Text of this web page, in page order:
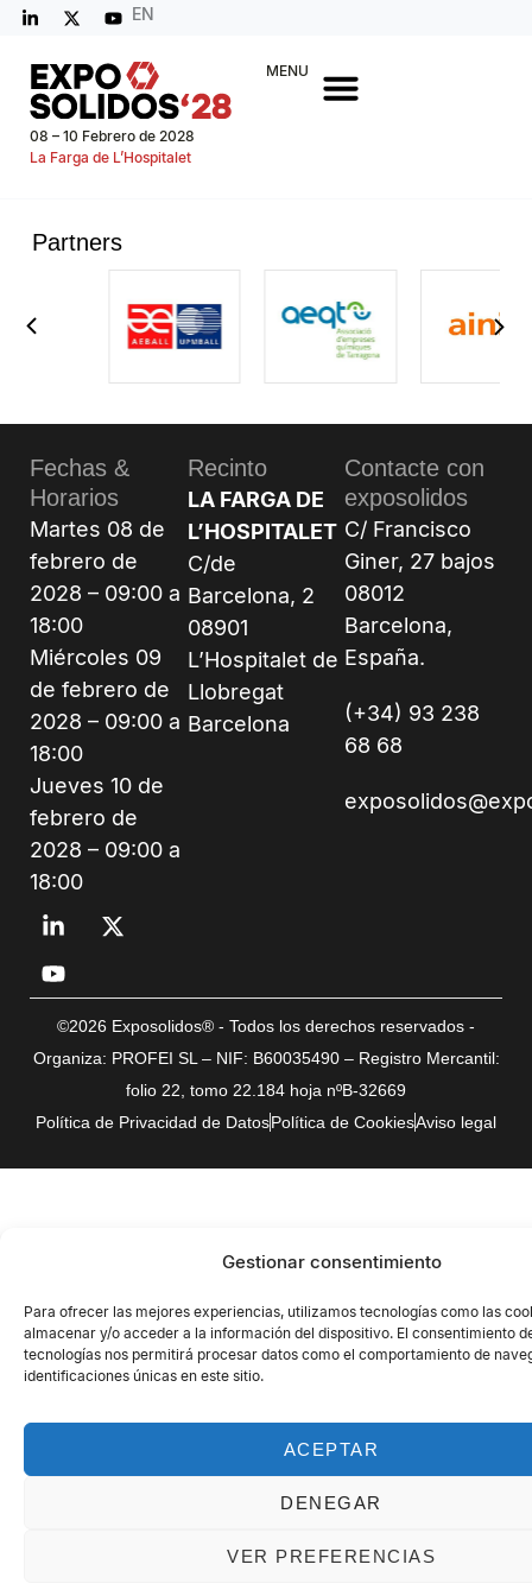
Gestionar consentimiento
Para ofrecer las mejores experiencias, utilizamos tecnologías como las
almacenar y/o acceder a la información del dispositivo. El consentimiento
tecnologías nos permitirá procesar datos como el comportamiento de
identificaciones únicas en este sitio.
ACEPTAR
DENEGAR
VER PREFERENCIAS
EN
08 – 10 Febrero de 2028
La Farga de L’Hospitalet
MENU
Partners
Fechas &
Horarios
Martes 08 de
febrero de
2028 – 09:00 a
18:00
Miércoles 09
de febrero de
2028 – 09:00 a
18:00
Jueves 10 de
febrero de
2028 – 09:00 a
18:00
Recinto
LA FARGA DE
L’HOSPITALET
C/de
Barcelona, 2
08901
L’Hospitalet de
Llobregat
Barcelona
Contacte con
exposolidos
C/ Francisco
Giner, 27 bajos
08012
Barcelona,
España.
(+34) 93 238
68 68
©2026 Exposolidos® - Todos los derechos reservados -
Organiza: PROFEI SL – NIF: B60035490 – Registro Mercantil:
folio 22, tomo 22.184 hoja nºB-32669
Política de Privacidad de DatosPolítica de CookiesAviso legal